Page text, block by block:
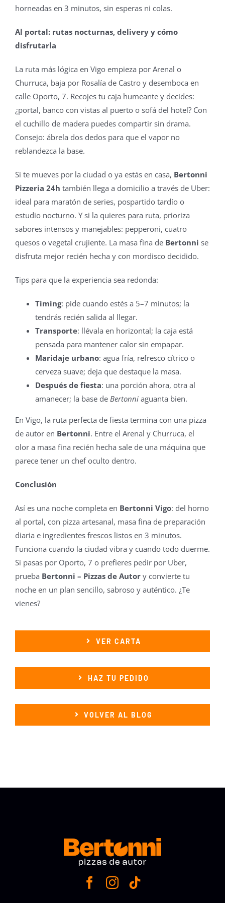
horneadas en 3 minutos, sin esperas ni colas.
Al portal: rutas nocturnas, delivery y cómo
disfrutarla
La ruta más lógica en Vigo empieza por Arenal o
Churruca, baja por Rosalía de Castro y desemboca en
calle Oporto, 7. Recojes tu caja humeante y decides:
¿portal, banco con vistas al puerto o sofá del hotel? Con
el cuchillo de madera puedes compartir sin drama.
Consejo: ábrela dos dedos para que el vapor no
reblandezca la base.
Si te mueves por la ciudad o ya estás en casa, Bertonni
Pizzeria 24h también llega a domicilio a través de Uber:
ideal para maratón de series, pospartido tardío o
estudio nocturno. Y si la quieres para ruta, prioriza
sabores intensos y manejables: pepperoni, cuatro
quesos o vegetal crujiente. La masa fina de Bertonni se
disfruta mejor recién hecha y con mordisco decidido.
Tips para que la experiencia sea redonda:
Timing: pide cuando estés a 5–7 minutos; la
tendrás recién salida al llegar.
Transporte: llévala en horizontal; la caja está
pensada para mantener calor sin empapar.
Maridaje urbano: agua fría, refresco cítrico o
cerveza suave; deja que destaque la masa.
Después de fiesta: una porción ahora, otra al
amanecer; la base de Bertonniaguanta bien.
En Vigo, la ruta perfecta de fiesta termina con una pizza
de autor en Bertonni. Entre el Arenal y Churruca, el
olor a masa fina recién hecha sale de una máquina que
parece tener un chef oculto dentro.
Conclusión
Así es una noche completa en Bertonni Vigo: del horno
al portal, con pizza artesanal, masa fina de preparación
diaria e ingredientes frescos listos en 3 minutos.
Funciona cuando la ciudad vibra y cuando todo duerme.
Si pasas por Oporto, 7 o prefieres pedir por Uber,
prueba Bertonni – Pizzas de Autory convierte tu
noche en un plan sencillo, sabroso y auténtico. ¿Te
vienes?
VER CARTA
HAZ TU PEDIDO
VOLVER AL BLOG